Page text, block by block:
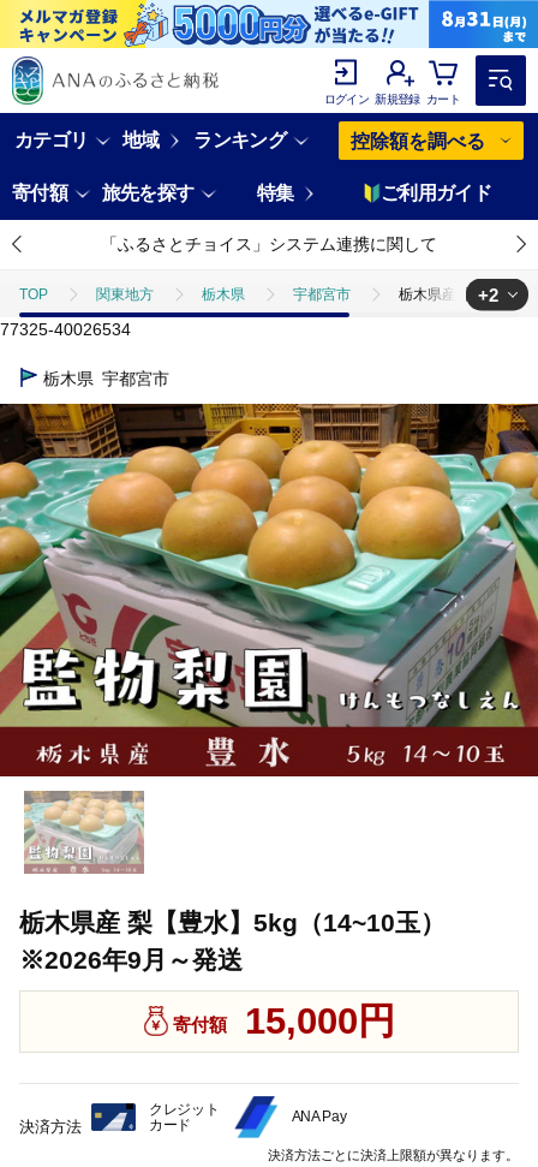
ログイン 新規登録 カート
カテゴリ 地域 ランキング 控除額を調べる
寄付額 旅先を探す 特集 ご利用ガイド
「ふるさとチョイス」システム連携に関して
TOP 関東地方 栃木県 宇都宮市 栃木県産 梨【豊水
TOP フルーツ
TOP フルーツ
+2
77325-40026534
栃木県 宇都宮市
栃木県産 梨【豊水】5kg（14~10玉）
※2026年9月～発送
寄付額 15,000円
決済方法
クレジット
カード
ANA Pay
決済方法ごとに決済上限額が異なります。